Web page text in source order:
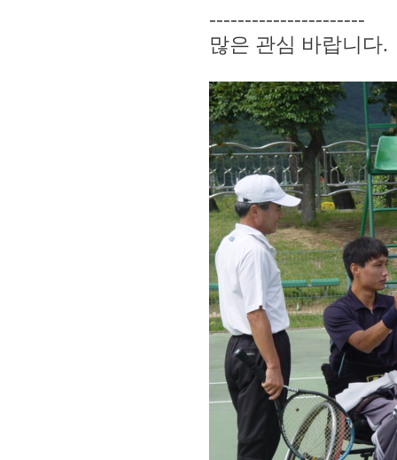
----------------------
많은 관심 바랍니다.